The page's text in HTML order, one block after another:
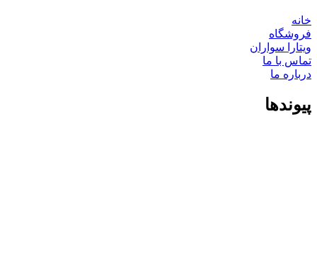
خانه
فروشگاه
ویتارا سواران
تماس با ما
درباره ما
پیوندها